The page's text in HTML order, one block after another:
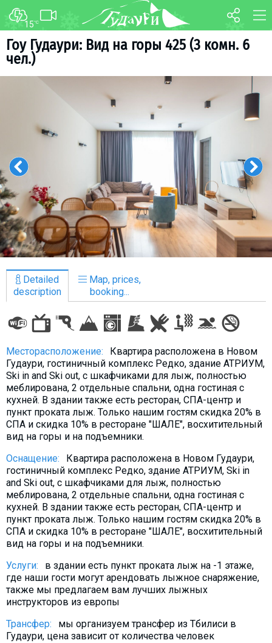
15°C
Гоу Гудаури: Вид на горы 425 (3 комн. 6
чел.)
Detailed
description
Map, prices,
booking...
Месторасположение:
Квартира расположена в Новом
Гудаури, гостиничный комплекс Редко, здание АТРИУМ,
Ski in and Ski out, с шкафчиками для лыж, полностью
меблирована, 2 отдельные спальни, одна гостиная с
кухней. В здании также есть ресторан, СПА-центр и
пункт проката лыж. Только нашим гостям скидка 20% в
СПА и скидка 10% в ресторане "ШАЛЕ", восхитительный
вид на горы и на подъемники.
Оснащение:
Квартира расположена в Новом Гудаури,
гостиничный комплекс Редко, здание АТРИУМ, Ski in
and Ski out, с шкафчиками для лыж, полностью
меблирована, 2 отдельные спальни, одна гостиная с
кухней. В здании также есть ресторан, СПА-центр и
пункт проката лыж. Только нашим гостям скидка 20% в
СПА и скидка 10% в ресторане "ШАЛЕ", восхитительный
вид на горы и на подъемники.
Услуги:
в здании есть пункт проката лыж на -1 этаже,
где наши гости могут арендовать лыжное снаряжение,
также мы предлагаем вам лучших лыжных
инструкторов из европы
Трансфер:
мы организуем трансфер из Тбилиси в
Гудаури, цена зависит от количества человек
FORUM MAP
Piste map
Ski pass
Ski rent
Kids in Gudauri
Après-ski
Events schedule
Join telegram
LODGING
Apartments
Cottages
Hotels
% Hot deals
Long term rent
Other
GEORGIA
About Georgia
Visas
Local money
Mobile phones
Travel reports